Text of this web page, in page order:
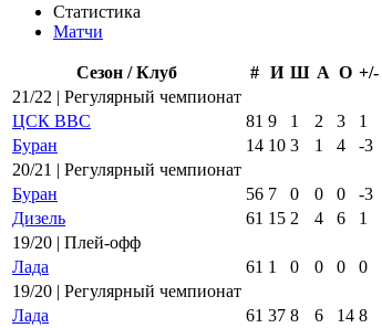
Статистика
Матчи
Сезон / Клуб # И Ш А О +/-
21/22 | Регулярный чемпионат
ЦСК ВВС
81 9 1 2 3 1
Буран
14 10 3 1 4 -3
20/21 | Регулярный чемпионат
Буран
56 7 0 0 0 -3
Дизель
61 15 2 4 6 1
19/20 | Плей-офф
Лада
61 1 0 0 0 0
19/20 | Регулярный чемпионат
Лада
61 37 8 6 14 8